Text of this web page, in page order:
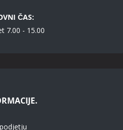
ČAS:
7.00 - 15.00